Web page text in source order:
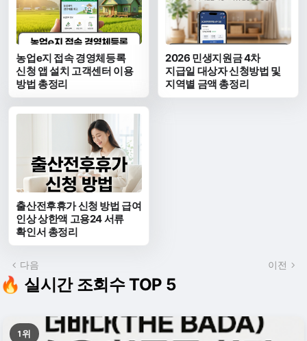
농업e지 접속 경영체등록
신청 앱 설치 고객센터 이용
방법 총정리
2026 민생지원금 4차
지급일 대상자 신청방법 및
지역별 금액 총정리
출산전후휴가 신청 방법 급여
인상 상한액 고용24 서류
확인서 총정리
다음 이전
🔥 실시간 조회수 TOP 5
1위